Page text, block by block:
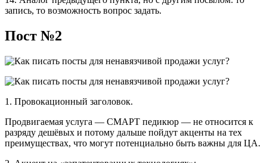
запись, то возможность вопрос задать.
Пост №2
1. Провокационный заголовок.
Продвигаемая услуга — СМАРТ педикюр — не относится к
разряду дешёвых и потому дальше пойдут акценты на тех
преимуществах, что могут потенциально быть важны для ЦА.